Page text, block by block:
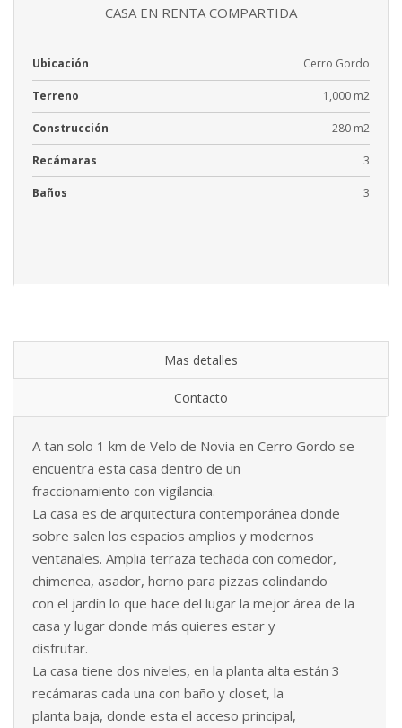
CASA EN RENTA COMPARTIDA
Ubicación Cerro Gordo
Terreno 1,000 m2
Construcción 280 m2
Recámaras 3
Baños 3
Mas detalles
Contacto
A tan solo 1 km de Velo de Novia en Cerro Gordo se
encuentra esta casa dentro de un
fraccionamiento con vigilancia.
La casa es de arquitectura contemporánea donde
sobre salen los espacios amplios y modernos
ventanales. Amplia terraza techada con comedor,
chimenea, asador, horno para pizzas colindando
con el jardín lo que hace del lugar la mejor área de la
casa y lugar donde más quieres estar y
disfrutar.
La casa tiene dos niveles, en la planta alta están 3
recámaras cada una con baño y closet, la
planta baja, donde esta el acceso principal,